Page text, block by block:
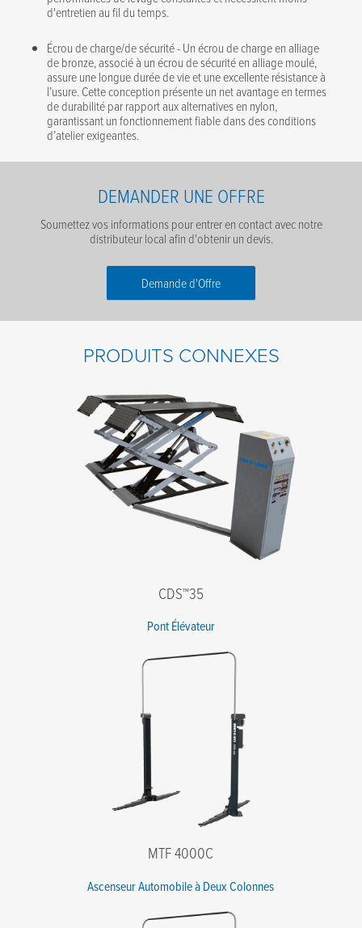
d'entretien au fil du temps.
Écrou de charge/de sécurité - Un écrou de charge en alliage
de bronze, associé à un écrou de sécurité en alliage moulé,
assure une longue durée de vie et une excellente résistance à
l’usure. Cette conception présente un net avantage en termes
de durabilité par rapport aux alternatives en nylon,
garantissant un fonctionnement fiable dans des conditions
d’atelier exigeantes.
DEMANDER UNE OFFRE
Soumettez vos informations pour entrer en contact avec notre
distributeur local afin d'obtenir un devis.
Demande d'Offre
J'accepte les termes de la politique de confidentialité.
PRODUITS CONNEXES
CDS™35
Pont Élévateur
MTF 4000C
Ascenseur Automobile à Deux Colonnes